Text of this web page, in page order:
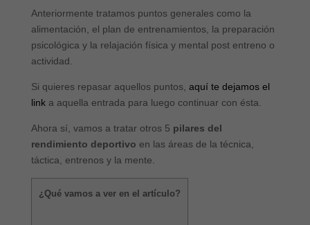
Anteriormente tratamos puntos generales como la
alimentación, el plan de entrenamientos, la preparación
psicológica y la relajación física y mental post entreno o
actividad.
Si quieres repasar aquellos puntos, aquí te dejamos el
linka aquella entrada para luego continuar con ésta.
Ahora sí, vamos a tratar otros 5 pilares del
rendimiento deportivo en las áreas de la técnica,
táctica, entrenos y la mente.
¿Qué vamos a ver en el artículo?